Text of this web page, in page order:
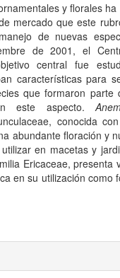
y florales
mercado que este
de nuevas
de 2001, el
central fue
características para
que formaron parte
este aspecto.
conocida
abundante floración y
en macetas y
Ericaceae, presenta
en su utilización como